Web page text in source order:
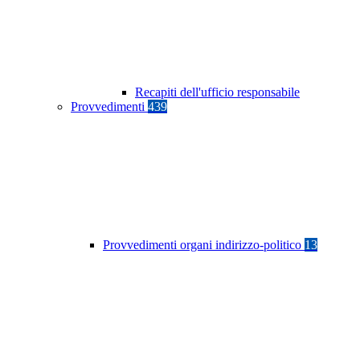
Recapiti dell'ufficio responsabile
Provvedimenti 439
Provvedimenti organi indirizzo-politico 13